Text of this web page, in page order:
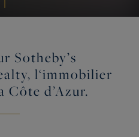
Sotheby’s
l‘immobilier
Côte d’Azur.